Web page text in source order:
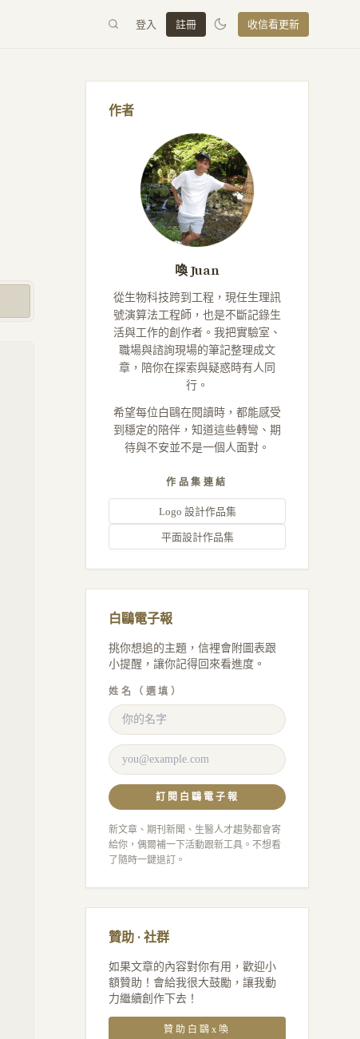
登入 註冊 收信看更新
作者
喚 Juan
從生物科技跨到工程，現任生理訊
號演算法工程師，也是不斷記錄生
活與工作的創作者。我把實驗室、
職場與諮詢現場的筆記整理成文
章，陪你在探索與疑惑時有人同
行。
希望每位白鷗在閱讀時，都能感受
到穩定的陪伴，知道這些轉彎、期
待與不安並不是一個人面對。
作品集連結
Logo 設計作品集
平面設計作品集
白鷗電子報
挑你想追的主題，信裡會附圖表跟
小提醒，讓你記得回來看進度。
姓名（選填）
訂閱白鷗電子報
新文章、期刊新聞、生醫人才趨勢都會寄
給你，偶爾補一下活動跟新工具。不想看
了隨時一鍵退訂。
贊助 · 社群
如果文章的內容對你有用，歡迎小
額贊助！會給我很大鼓勵，讓我動
力繼續創作下去！
贊助白鷗x喚